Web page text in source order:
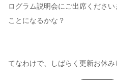
ログラム説明会にご出席くださ
ことになるかな？
てなわけで、しばらく更新お休み